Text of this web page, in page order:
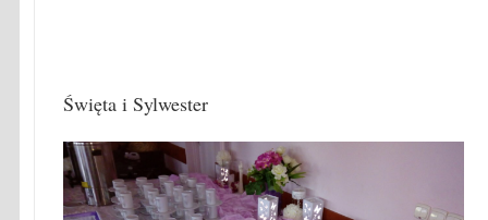
Święta i Sylwester